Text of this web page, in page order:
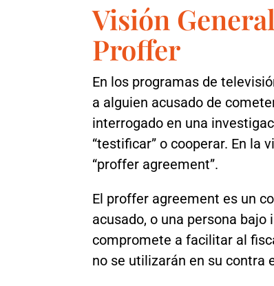
Visión
Proffer
En los programas de
a alguien acusado de
interrogado en una
“testificar” o cooperar. En la
“proffer agreement”.
El proffer agreement es un
acusado, o una persona
compromete a facilitar al
no se utilizarán en su contra